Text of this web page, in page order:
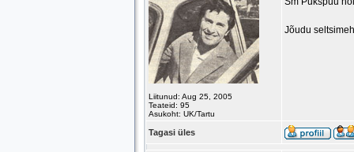
Liitunud: Aug 25, 2005
Teateid: 95
Asukoht: UK/Tartu
Jõudu
Tagasi üles